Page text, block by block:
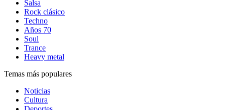
Salsa
Rock clásico
Techno
Años 70
Soul
Trance
Heavy metal
Temas más populares
Noticias
Cultura